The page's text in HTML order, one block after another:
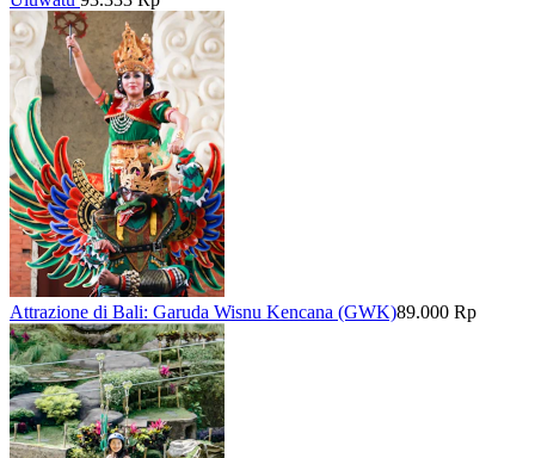
Attrazione di Bali: Garuda Wisnu Kencana (GWK)89.000 Rp